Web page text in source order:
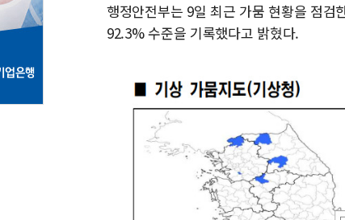
행정안전부는 9일 최근 가뭄 현황을 점검
92.3% 수준을 기록했다고 밝혔다.